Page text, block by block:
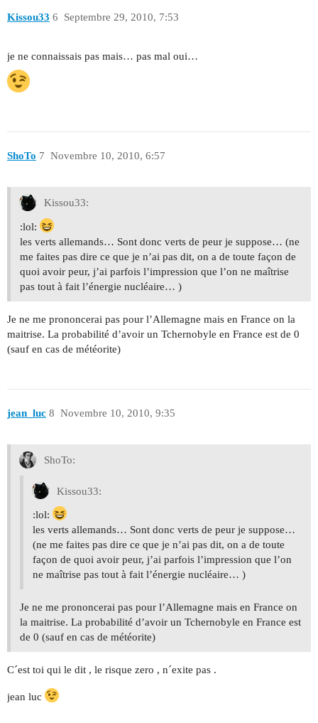
Kissou33 Septembre 29, 2010, 7:53
6
je ne connaissais pas mais… pas mal oui…
ShoTo Novembre 10, 2010, 6:57
7
Kissou33:
:lol:
les verts allemands… Sont donc verts de peur je suppose… (ne
me faites pas dire ce que je n’ai pas dit, on a de toute façon de
quoi avoir peur, j’ai parfois l’impression que l’on ne maîtrise
pas tout à fait l’énergie nucléaire… )
Je ne me prononcerai pas pour l’Allemagne mais en France on la
maitrise. La probabilité d’avoir un Tchernobyle en France est de 0
(sauf en cas de météorite)
jean_luc Novembre 10, 2010, 9:35
8
ShoTo:
Kissou33:
:lol:
les verts allemands… Sont donc verts de peur je suppose…
(ne me faites pas dire ce que je n’ai pas dit, on a de toute
façon de quoi avoir peur, j’ai parfois l’impression que l’on
ne maîtrise pas tout à fait l’énergie nucléaire… )
Je ne me prononcerai pas pour l’Allemagne mais en France on
la maitrise. La probabilité d’avoir un Tchernobyle en France est
de 0 (sauf en cas de météorite)
C´est toi qui le dit , le risque zero , n´exite pas .
jean luc